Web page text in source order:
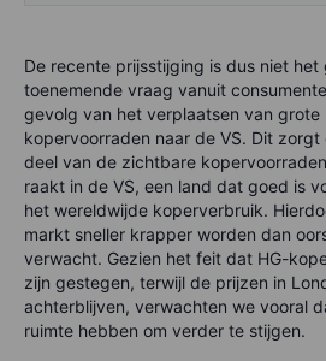
De recente prijsstijging is dus niet het
toenemende vraag vanuit
gevolg van het verplaatsen van grote
kopervoorraden naar de VS. Dit
deel van de zichtbare
raakt in de VS, een land dat goed is
het wereldwijde koperverbruik.
markt sneller krapper worden dan
verwacht. Gezien het feit dat HG-
zijn gestegen, terwijl de prijzen in
achterblijven, verwachten we vooral
ruimte hebben om verder te stijgen.